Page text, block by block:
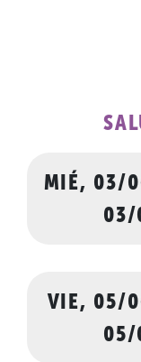
MIÉ, 03/
03/
VIE, 05/
05/